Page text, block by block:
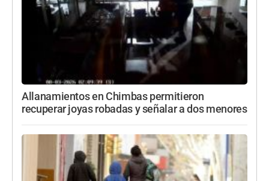
Allanamientos en Chimbas permitieron
recuperar joyas robadas y señalar a dos menores